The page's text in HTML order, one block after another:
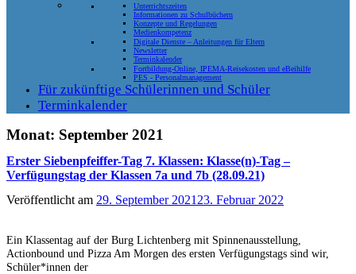
Unterrichtszeiten
Informationen zu Schulbüchern
Konzepte und Regelungen
Medienkompetenz
Digitale Dienste – Anleitungen für Eltern
Newsletter
Terminkalender
Fortbildung-Online, IPEMA-Reisekosten und eBeihilfe
PES - Personalmanagement
Für zukünftige Schülerinnen und Schüler
Terminkalender
Monat: September 2021
Erster Siebenpfeiffer-Tag 7. Klassen: Klasse(n)-Tag –
Verfügungstag der Klassen 7a und 7b (28.09.21)
Veröffentlicht am 29. September 2021 23. Februar 2022
Ein Klassentag auf der Burg Lichtenberg mit Spinnenausstellung,
Actionbound und Pizza Am Morgen des ersten Verfügungstags sind wir,
Schüler*innen der